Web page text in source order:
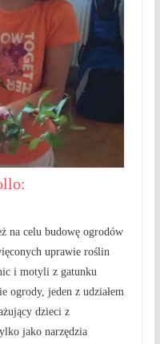
na celu budowę ogrodów
uprawie roślin
i motyli z gatunku
ogrody, jeden z udziałem
dzieci z
jako narzędzia